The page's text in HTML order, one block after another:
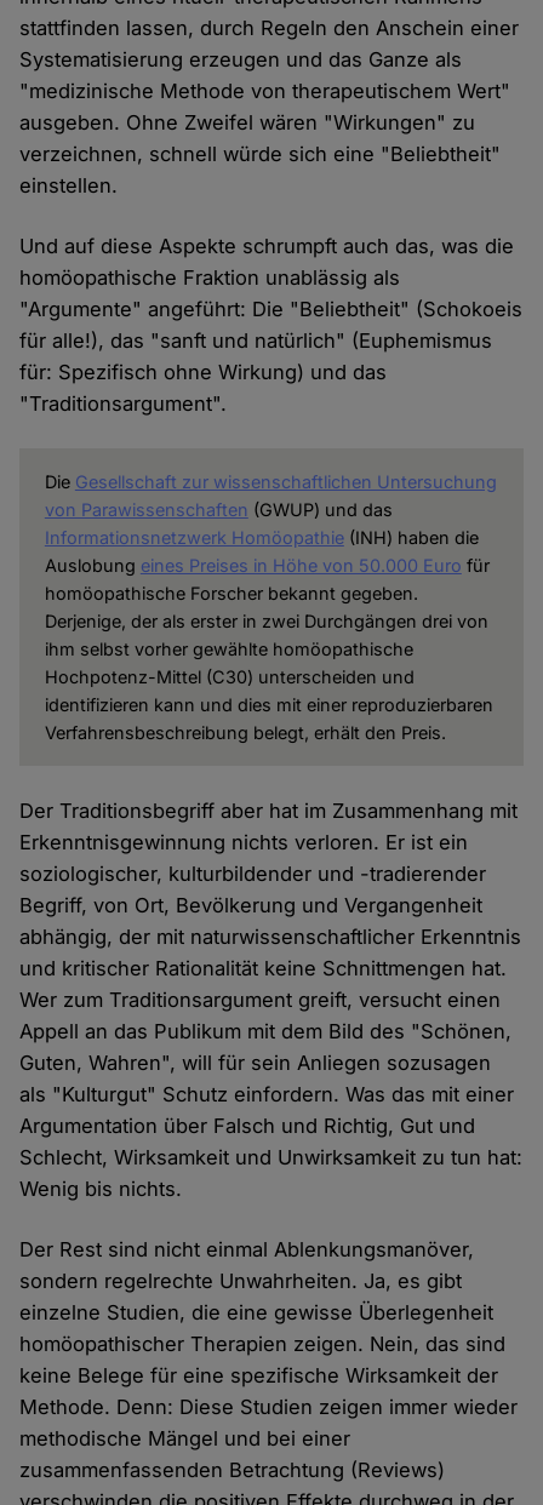
stattfinden lassen, durch Regeln den Anschein einer
Systematisierung erzeugen und das Ganze als
"medizinische Methode von therapeutischem Wert"
ausgeben. Ohne Zweifel wären "Wirkungen" zu
verzeichnen, schnell würde sich eine "Beliebtheit"
einstellen.
Und auf diese Aspekte schrumpft auch das, was die
homöopathische Fraktion unablässig als
"Argumente" angeführt: Die "Beliebtheit" (Schokoeis
für alle!), das "sanft und natürlich" (Euphemismus
für: Spezifisch ohne Wirkung) und das
"Traditionsargument".
Die Gesellschaft zur wissenschaftlichen Untersuchung
von Parawissenschaften (GWUP) und das
Informationsnetzwerk Homöopathie(INH) haben die
Auslobung eines Preises in Höhe von 50.000 Euro für
homöopathische Forscher bekannt gegeben.
Derjenige, der als erster in zwei Durchgängen drei von
ihm selbst vorher gewählte homöopathische
Hochpotenz-Mittel (C30) unterscheiden und
identifizieren kann und dies mit einer reproduzierbaren
Verfahrensbeschreibung belegt, erhält den Preis.
Der Traditionsbegriff aber hat im Zusammenhang mit
Erkenntnisgewinnung nichts verloren. Er ist ein
soziologischer, kulturbildender und -tradierender
Begriff, von Ort, Bevölkerung und Vergangenheit
abhängig, der mit naturwissenschaftlicher Erkenntnis
und kritischer Rationalität keine Schnittmengen hat.
Wer zum Traditionsargument greift, versucht einen
Appell an das Publikum mit dem Bild des "Schönen,
Guten, Wahren", will für sein Anliegen sozusagen
als "Kulturgut" Schutz einfordern. Was das mit einer
Argumentation über Falsch und Richtig, Gut und
Schlecht, Wirksamkeit und Unwirksamkeit zu tun hat:
Wenig bis nichts.
Der Rest sind nicht einmal Ablenkungsmanöver,
sondern regelrechte Unwahrheiten. Ja, es gibt
einzelne Studien, die eine gewisse Überlegenheit
homöopathischer Therapien zeigen. Nein, das sind
keine Belege für eine spezifische Wirksamkeit der
Methode. Denn: Diese Studien zeigen immer wieder
methodische Mängel und bei einer
zusammenfassenden Betrachtung (Reviews)